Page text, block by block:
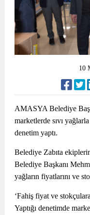
10
AMASYA Belediye
marketlerde sıvı
denetim yaptı.
Belediye Zabıta
Belediye Başkanı
yağların fiyatlarını ve
‘Fahiş fiyat ve
Yaptığı denetimde